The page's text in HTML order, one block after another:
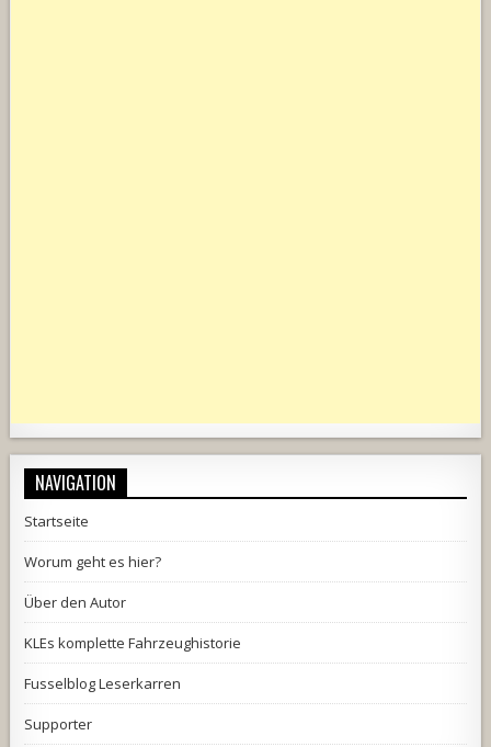
NAVIGATION
Startseite
Worum geht es hier?
Über den Autor
KLEs komplette Fahrzeughistorie
Fusselblog Leserkarren
Supporter